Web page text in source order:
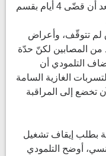
تعكّرت واستوجب نقله إلى العاصمة، بعد أن قضّى 4 أيام بقسم
لم تتوقّف، وأعراض
المصابين لكنّ حدّة
التلمودي أن
الغازية السامة
تخضع إلى المراقبة
'18531' المتعلقة بطلب إيقاف تشغيل
أوضح التلمودي